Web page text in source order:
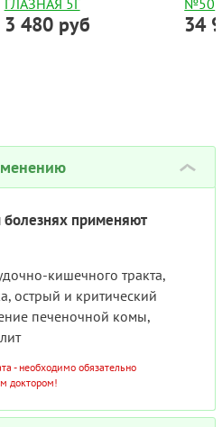
ГЛАЗНАЯ 5Г
3 480 руб
№50
34
›
болезнях применяют
кишечного тракта,
острый и критический
печеночной комы,
- необходимо обязательно
доктором!